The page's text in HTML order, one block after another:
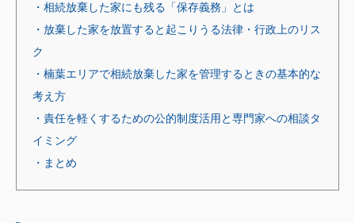
・相続放棄した家にも残る「保存義務」とは
・放棄した家を放置すると起こりうる法律・行政上のリス
ク
・楠葉エリアで相続放棄した家を管理するときの基本的な
考え方
・責任を軽くするための公的制度活用と専門家への相談タ
イミング
・まとめ